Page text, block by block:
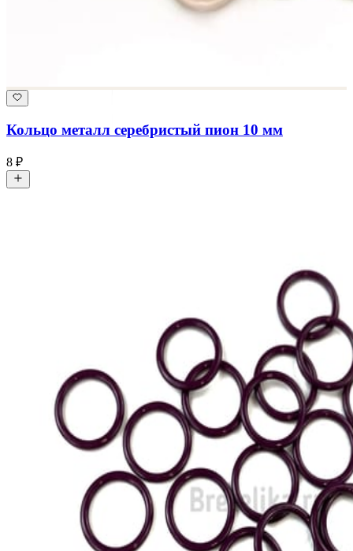
Кольцо металл серебристый пион 10 мм
8 ₽